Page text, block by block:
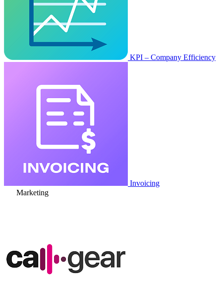
KPI – Company Efficiency
Invoicing
Marketing